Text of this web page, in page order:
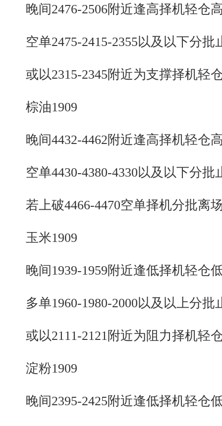
晚间2476-2506附近逢高择机轻仓
空单2475-2415-2355以及以下分批
或以2315-2345附近为支撑择机轻
棕油1909
晚间4432-4462附近逢高择机轻仓
空单4430-4380-4330以及以下分批
若上破4466-4470空单择机分批离
玉米1909
晚间1939-1959附近逢低择机轻仓
多单1960-1980-2000以及以上分批
或以2111-2121附近为阻力择机轻
淀粉1909
晚间2395-2425附近逢低择机轻仓